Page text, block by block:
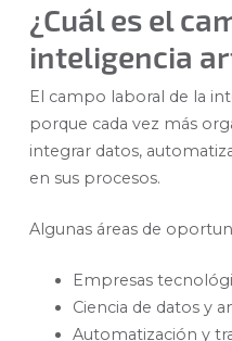
¿Cuál es el
inteligencia
El campo laboral de la
porque cada vez más
integrar datos,
en sus procesos.
Algunas áreas de
Empresas
Ciencia de datos y
Automatización y